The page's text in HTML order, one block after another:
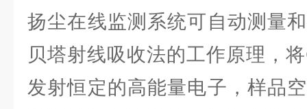
扬尘在线监测系统可自动测量
贝塔射线吸收法的工作原理，
发射恒定的高能量电子，样品